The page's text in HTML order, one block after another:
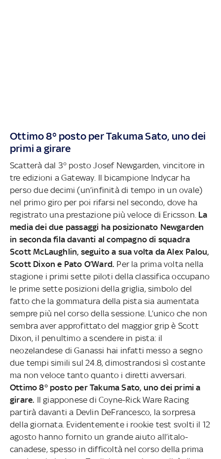
Ottimo 8° posto per Takuma Sato, uno dei
primi a girare
Scatterà dal 3° posto Josef Newgarden, vincitore in
tre edizioni a Gateway. Il bicampione Indycar ha
perso due decimi (un’infinità di tempo in un ovale)
nel primo giro per poi rifarsi nel secondo, dove ha
registrato una prestazione più veloce di Ericsson. La
media dei due passaggi ha posizionato Newgarden
in seconda fila davanti al compagno di squadra
Scott McLaughlin, seguito a sua volta da Alex Palou,
Scott Dixon e Pato O’Ward. Per la prima volta nella
stagione i primi sette piloti della classifica occupano
le prime sette posizioni della griglia, simbolo del
fatto che la gommatura della pista sia aumentata
sempre più nel corso della sessione. L’unico che non
sembra aver approfittato del maggior grip è Scott
Dixon, il penultimo a scendere in pista: il
neozelandese di Ganassi hai infatti messo a segno
due tempi simili sul 24.8, dimostrandosi sì costante
ma non veloce tanto quanto i diretti avversari.
Ottimo 8° posto per Takuma Sato, uno dei primi a
girare. Il giapponese di Coyne-Rick Ware Racing
partirà davanti a Devlin DeFrancesco, la sorpresa
della giornata. Evidentemente i rookie test svolti il 12
agosto hanno fornito un grande aiuto all’italo-
canadese, spesso in difficoltà nel corso della prima